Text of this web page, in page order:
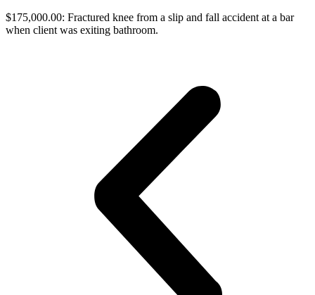
$175,000.00: Fractured knee from a slip and fall accident at a bar
when client was exiting bathroom.